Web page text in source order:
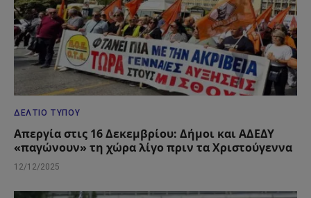
ΔΕΛΤΊΟ ΤΎΠΟΥ
Απεργία στις 16 Δεκεμβρίου: Δήμοι και ΑΔΕΔΥ
«παγώνουν» τη χώρα λίγο πριν τα Χριστούγεννα
12/12/2025